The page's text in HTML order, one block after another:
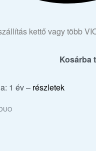
kettő vagy több
Kosárba
1 év – részletek